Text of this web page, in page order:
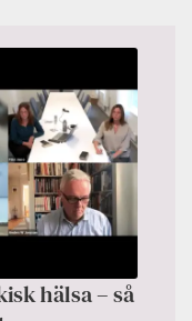
hälsa – så